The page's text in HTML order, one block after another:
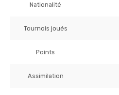
Nationalité
Tournois joués
Points
Assimilation